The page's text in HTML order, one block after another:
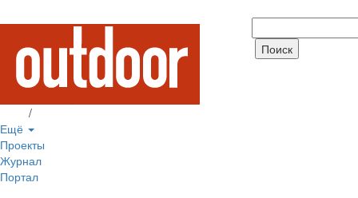
/
Ещё
Проекты
Журнал
Портал